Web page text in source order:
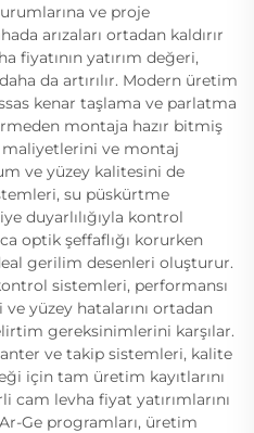
ve proje
arızaları ortadan kaldırır
fiyatının yatırım değeri,
da artırılır. Modern üretim
kenar taşlama ve parlatma
montaja hazır bitmiş
maliyetlerini ve montaj
ve yüzey kalitesini de
su püskürtme
duyarlılığıyla kontrol
optik şeffaflığı korurken
gerilim desenleri oluşturur.
sistemleri, performansı
yüzey hatalarını ortadan
gereksinimlerini karşılar.
ve takip sistemleri, kalite
için tam üretim kayıtlarını
levha fiyat yatırımlarını
Ge programları, üretim